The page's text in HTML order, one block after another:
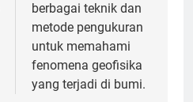
berbagai teknik dan
metode pengukuran
untuk memahami
fenomena geofisika
yang terjadi di bumi.